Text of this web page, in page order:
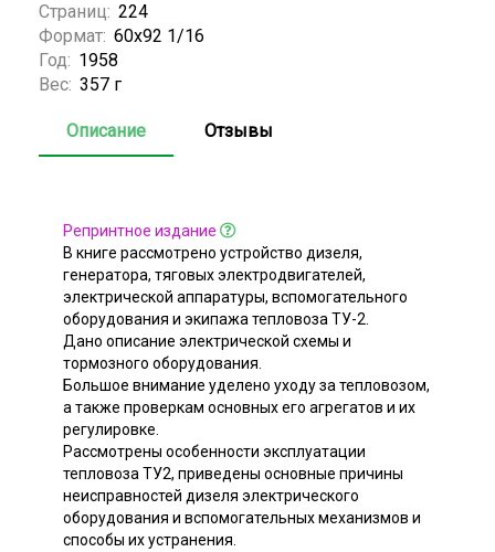
Страниц: 224
Формат: 60x92 1/16
Год: 1958
Вес: 357 г
Описание Отзывы
Репринтное издание
В книге рассмотрено устройство дизеля,
генератора, тяговых электродвигателей,
электрической аппаратуры, вспомогательного
оборудования и экипажа тепловоза ТУ-2.
Дано описание электрической схемы и
тормозного оборудования.
Большое внимание уделено уходу за тепловозом,
а также проверкам основных его агрегатов и их
регулировке.
Рассмотрены особенности эксплуатации
тепловоза ТУ2, приведены основные причины
неисправностей дизеля электрического
оборудования и вспомогательных механизмов и
способы их устранения.